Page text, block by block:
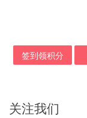
签到领积分
关注我们